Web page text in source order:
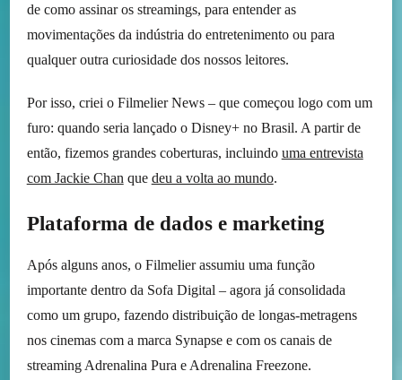
de como assinar os streamings, para entender as
movimentações da indústria do entretenimento ou para
qualquer outra curiosidade dos nossos leitores.
Por isso, criei o Filmelier News – que começou logo com um
furo: quando seria lançado o Disney+ no Brasil. A partir de
então, fizemos grandes coberturas, incluindo uma entrevista
com Jackie Chan que deu a volta ao mundo.
Plataforma de dados e marketing
Após alguns anos, o Filmelier assumiu uma função
importante dentro da Sofa Digital – agora já consolidada
como um grupo, fazendo distribuição de longas-metragens
nos cinemas com a marca Synapse e com os canais de
streaming Adrenalina Pura e Adrenalina Freezone.